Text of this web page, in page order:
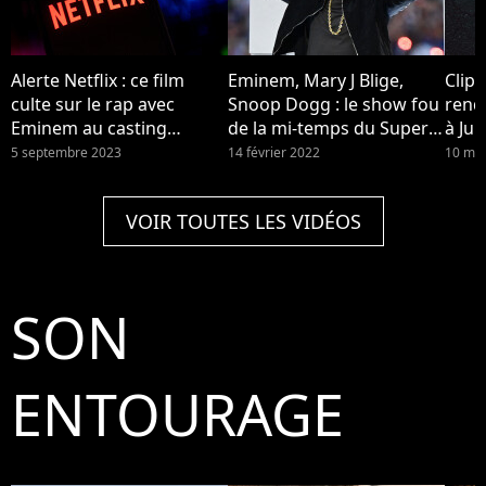
Alerte Netflix : ce film
culte sur le rap avec
Eminem au casting
débarque et c'est un vrai
5 septembre 2023
Eminem, Mary J Blige,
Snoop Dogg : le show fou
de la mi-temps du Super
Bowl 2022
14 février 2022
Clip
à
10
VOIR TOUTES LES VIDÉOS
SON
ENTOURAGE